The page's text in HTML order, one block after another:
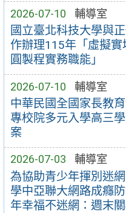
2026-07-10 輔導室
國立臺北科技大學與
作辦理115年「虛擬實
圓製程實務職能」
2026-07-10 輔導室
中華民國全國家長教
專校院多元入學高三
案
2026-07-03 輔導室
為協助青少年揮別迷
學中亞聯大網路成癮
年幸福不迷網：週末關